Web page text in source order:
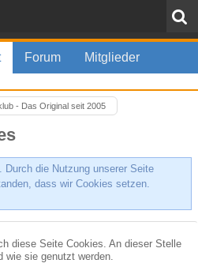
Forum Mitglieder
- Das Original seit 2005
Durch die Nutzung unserer Seite
dass wir Cookies setzen.
diese Seite Cookies. An dieser Stelle
wie sie genutzt werden.